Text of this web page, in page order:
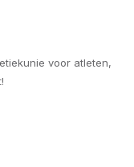
voor atleten,